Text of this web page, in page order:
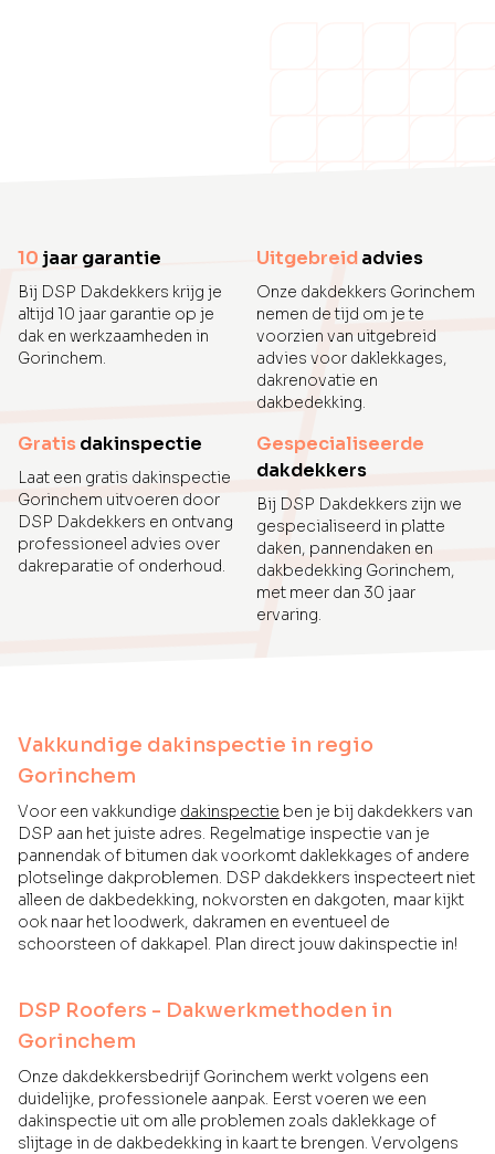
10 jaar garantie
Bij DSP Dakdekkers krijg je
altijd 10 jaar garantie op je
dak en werkzaamheden in
Gorinchem.
Uitgebreidadvies
Onze dakdekkers Gorinchem
nemen de tijd om je te
voorzien van uitgebreid
advies voor daklekkages,
dakrenovatie en
dakbedekking.
Gratisdakinspectie
Laat een gratis dakinspectie
Gorinchem uitvoeren door
DSP Dakdekkers en ontvang
professioneel advies over
dakreparatie of onderhoud.
Gespecialiseerde
dakdekkers
Bij DSP Dakdekkers zijn we
gespecialiseerd in platte
daken, pannendaken en
dakbedekking Gorinchem,
met meer dan 30 jaar
ervaring.
Vakkundige dakinspectie in regio
Gorinchem
Voor een vakkundige dakinspectie ben je bij dakdekkers van
DSP aan het juiste adres. Regelmatige inspectie van je
pannendak of bitumen dak voorkomt daklekkages of andere
plotselinge dakproblemen. DSP dakdekkers inspecteert niet
alleen de dakbedekking, nokvorsten en dakgoten, maar kijkt
ook naar het loodwerk, dakramen en eventueel de
schoorsteen of dakkapel. Plan direct jouw dakinspectie in!
DSP Roofers - Dakwerkmethoden in
Gorinchem
Onze dakdekkersbedrijf Gorinchem werkt volgens een
duidelijke, professionele aanpak. Eerst voeren we een
dakinspectie uit om alle problemen zoals daklekkage of
slijtage in de dakbedekking in kaart te brengen. Vervolgens